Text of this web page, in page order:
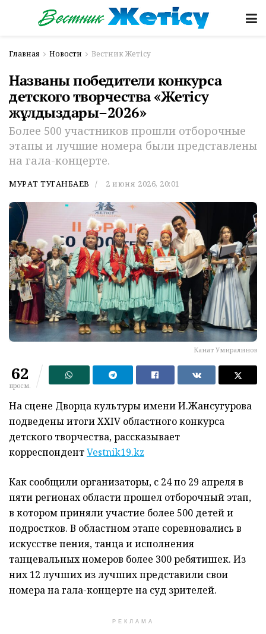
Главная Новости Вестник Жетісу
Названы победители конкурса
детского творчества «Жетісу
жұлдыздары–2026»
Более 500 участников прошли отборочные
этапы и лучшие номера были представлены
на гала-концерте.
МУРАТ ТУГАНБАЕВ 2 июня 2026, 20:01
Канат Умиралинов
62
просм.
На сцене Дворца культуры имени И.Жансугурова
подведены итоги XXIV областного конкурса
детского творчества, рассказывает
корреспондентVestnik19.kz
Как сообщили организаторы, с 24 по 29 апреля в
пяти регионах области прошел отборочный этап,
в котором приняли участие более 500 детей и
подростков. В областном этапе соревновались в
искусстве пения, танца и исполнения
танцевальных номеров более 300 ребятишек. Из
них 12 лучших из лучших представили свои
номера на гала-концерте на суд зрителей.
РЕКЛАМА